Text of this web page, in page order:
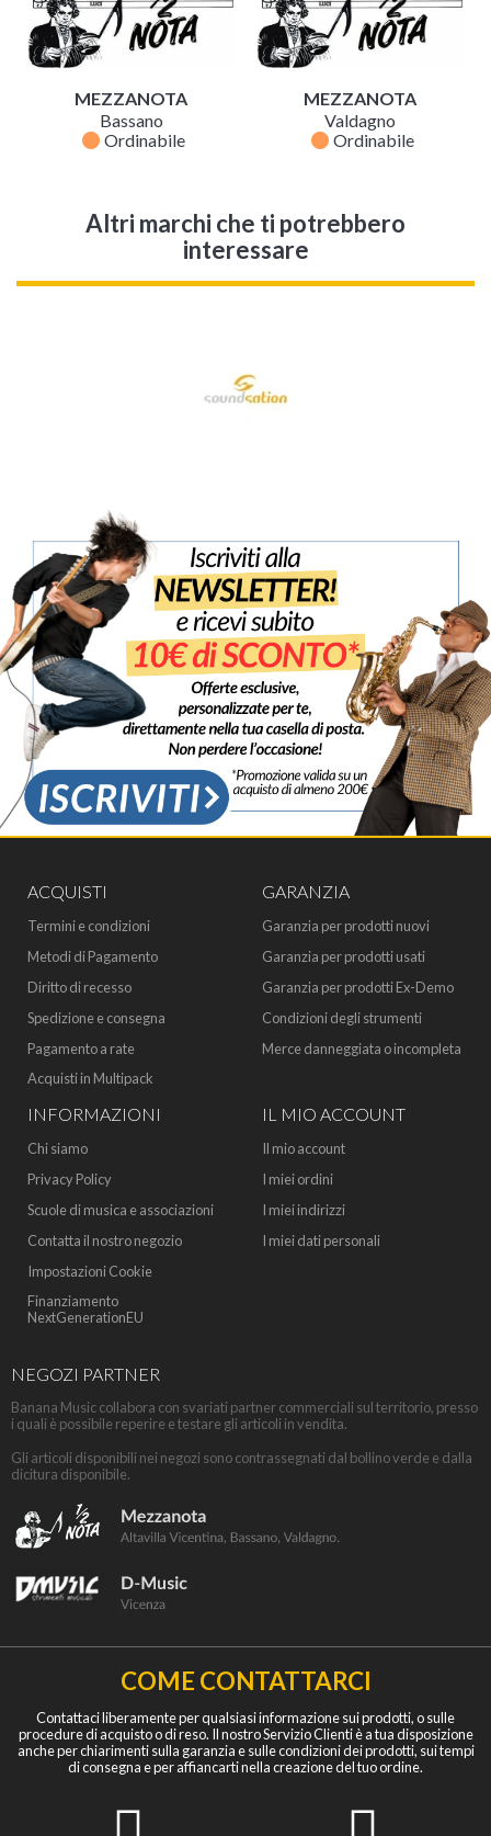
MEZZANOTA
Bassano
fiber_manual_record Ordinabile
MEZZANOTA
Valdagno
fiber_manual_record Ordinabile
Altri marchi che ti potrebbero
interessare
ACQUISTI
Termini e condizioni
Metodi di Pagamento
Diritto di recesso
Spedizione e consegna
Pagamento a rate
Acquisti in Multipack
GARANZIA
Garanzia per prodotti nuovi
Garanzia per prodotti usati
Garanzia per prodotti Ex-Demo
Condizioni degli strumenti
Merce danneggiata o incompleta
INFORMAZIONI
Chi siamo
Privacy Policy
Scuole di musica e associazioni
Contatta il nostro negozio
Impostazioni Cookie
Finanziamento
NextGenerationEU
IL MIO ACCOUNT
Il mio account
I miei ordini
I miei indirizzi
I miei dati personali
NEGOZI PARTNER
Banana Music collabora con svariati partner commerciali sul territorio, presso
i quali è possibile reperire e testare gli articoli in vendita.
Gli articoli disponibili nei negozi sono contrassegnati dal bollino verde e dalla
dicitura disponibile.
COME CONTATTARCI
Contattaci liberamente per qualsiasi informazione sui prodotti, o sulle
procedure di acquisto o di reso. Il nostro Servizio Clienti è a tua disposizione
anche per chiarimenti sulla garanzia e sulle condizioni dei prodotti, sui tempi
di consegna e per affiancarti nella creazione del tuo ordine.